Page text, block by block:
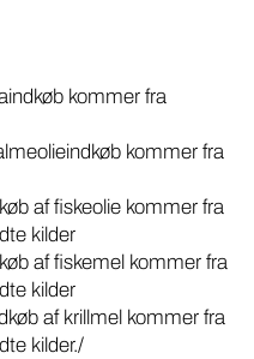
kommer fra
kommer fra
af fiskeolie kommer fra
kilder
af fiskemel kommer fra
kilder
af krillmel kommer fra
kilder./